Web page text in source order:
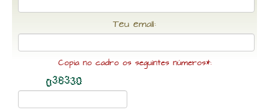
Teu email:
Copia no cadro os seguintes números*: